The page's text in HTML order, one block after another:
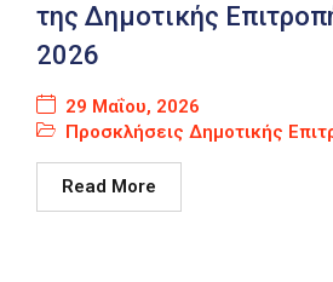
της Δημοτικής
2026
29 Μαΐου, 2026
Προσκλήσεις Δημοτικής
Read More